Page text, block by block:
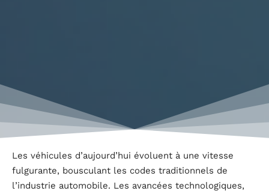
Les véhicules d’aujourd’hui évoluent à une vitesse
fulgurante, bousculant les codes traditionnels de
l’industrie automobile. Les avancées technologiques,